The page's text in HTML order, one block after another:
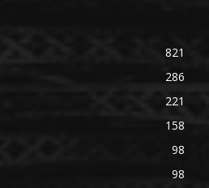
821
286
221
158
98
98